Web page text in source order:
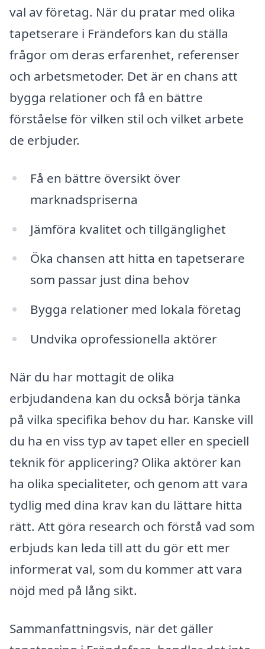
val av företag. När du pratar med olika
tapetserare i Frändefors kan du ställa
frågor om deras erfarenhet, referenser
och arbetsmetoder. Det är en chans att
bygga relationer och få en bättre
förståelse för vilken stil och vilket arbete
de erbjuder.
Få en bättre översikt över
marknadspriserna
Jämföra kvalitet och tillgänglighet
Öka chansen att hitta en tapetserare
som passar just dina behov
Bygga relationer med lokala företag
Undvika oprofessionella aktörer
När du har mottagit de olika
erbjudandena kan du också börja tänka
på vilka specifika behov du har. Kanske vill
du ha en viss typ av tapet eller en speciell
teknik för applicering? Olika aktörer kan
ha olika specialiteter, och genom att vara
tydlig med dina krav kan du lättare hitta
rätt. Att göra research och förstå vad som
erbjuds kan leda till att du gör ett mer
informerat val, som du kommer att vara
nöjd med på lång sikt.
Sammanfattningsvis, när det gäller